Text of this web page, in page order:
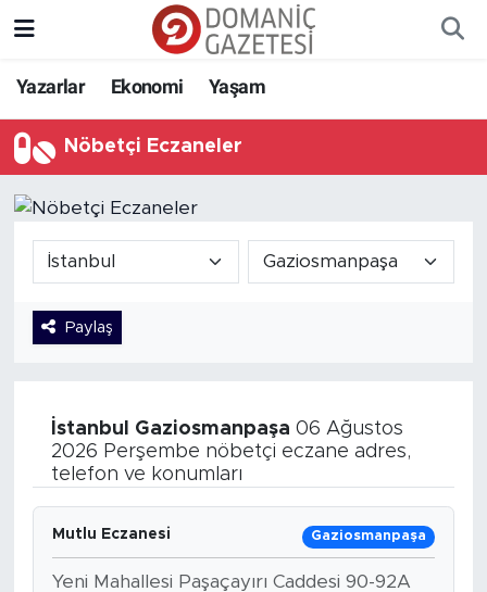
Yazarlar Ekonomi Yaşam
Nöbetçi Eczaneler
Paylaş
İstanbul Gaziosmanpaşa 06 Ağustos
2026 Perşembe nöbetçi eczane adres,
telefon ve konumları
Mutlu Eczanesi Gaziosmanpaşa
Yeni Mahallesi Paşaçayırı Caddesi 90-92A